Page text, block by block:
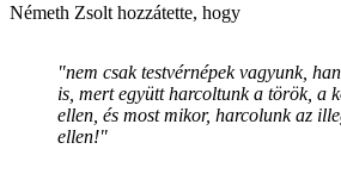
Németh Zsolt hozzátette, hogy
"nem csak testvérnépek vagyunk,
is, mert együtt harcoltunk a török, a
ellen, és most mikor, harcolunk az
ellen!"